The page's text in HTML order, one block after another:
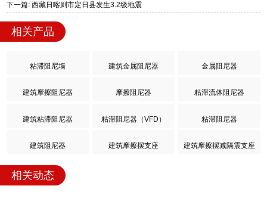
下一篇: 西藏日喀则市定日县发生3.2级地震
相关产品
粘滞阻尼墙 建筑金属阻尼器 金属阻尼器
建筑摩擦阻尼器 摩擦阻尼器 粘滞流体阻尼器
建筑粘滞阻尼器 粘滞阻尼器（VFD） 粘滞阻尼器
建筑阻尼器 建筑摩擦摆支座 建筑摩擦摆减隔震支座
相关动态